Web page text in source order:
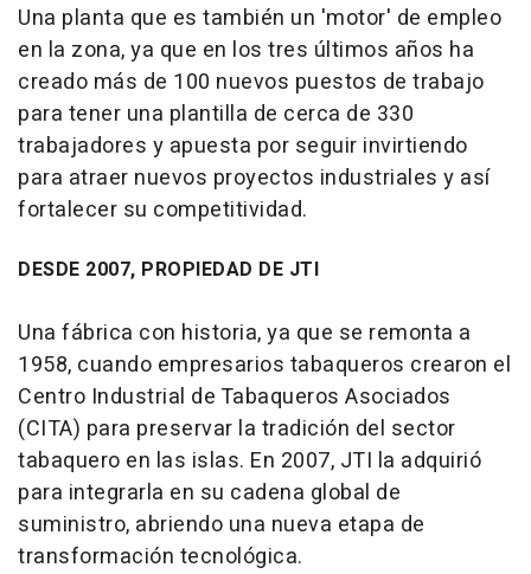
Una planta que es también un 'motor' de empleo
en la zona, ya que en los tres últimos años ha
creado más de 100 nuevos puestos de trabajo
para tener una plantilla de cerca de 330
trabajadores y apuesta por seguir invirtiendo
para atraer nuevos proyectos industriales y así
fortalecer su competitividad.
DESDE 2007, PROPIEDAD DE JTI
Una fábrica con historia, ya que se remonta a
1958, cuando empresarios tabaqueros crearon el
Centro Industrial de Tabaqueros Asociados
(CITA) para preservar la tradición del sector
tabaquero en las islas. En 2007, JTI la adquirió
para integrarla en su cadena global de
suministro, abriendo una nueva etapa de
transformación tecnológica.